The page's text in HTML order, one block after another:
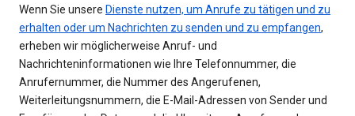
Wenn Sie unsere Dienste nutzen, um Anrufe zu tätigen und zu
erhalten oder um Nachrichten zu senden und zu empfangen,
erheben wir möglicherweise Anruf- und
Nachrichteninformationen wie Ihre Telefonnummer, die
Anrufernummer, die Nummer des Angerufenen,
Weiterleitungsnummern, die E-Mail-Adressen von Sender und